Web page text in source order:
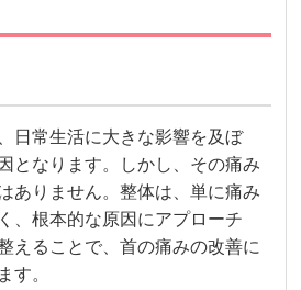
日常生活に大きな影響を及ぼ
となります。しかし、その痛み
ありません。整体は、単に痛み
、根本的な原因にアプローチ
えることで、首の痛みの改善に
す。